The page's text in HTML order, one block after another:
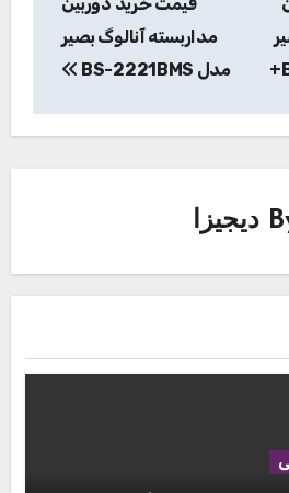
قیمت خرید دوربین
مداربسته آنالوگ بصیر
مدل BS-2221BMS
دیجیزا